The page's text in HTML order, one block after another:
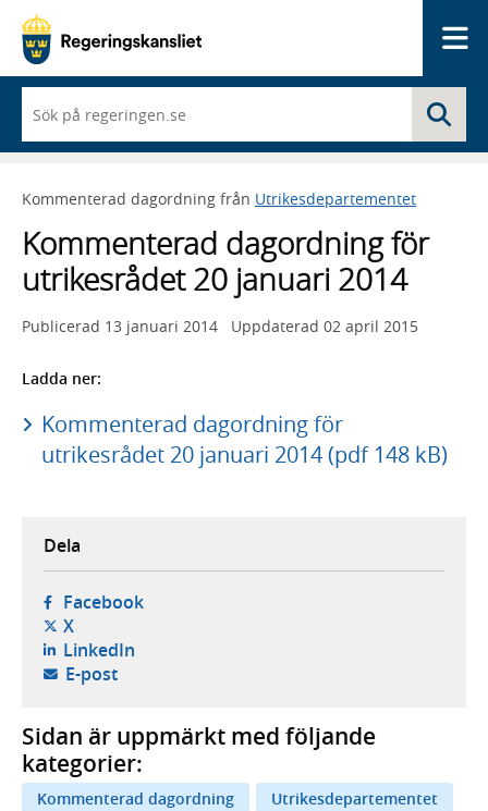
du
börjar
skriva
framträder
lista
med
sökförslag
Kommenterad dagordning från Utrikesdepartementet
Kommenterad dagordning för
utrikesrådet 20 januari 2014
Publicerad 13 januari 2014 Uppdaterad 02 april 2015
Ladda ner:
Kommenterad dagordning för
utrikesrådet 20 januari 2014 (pdf 148 kB)
Dela
Facebook- öppnas i ny flik, extern webbplats,
X- öppnas i ny flik, extern webbplats,
LinkedIn- öppnas i ny flik, extern webbplats,
E-post- öppnar din e-postklient,
Sidan är uppmärkt med följande
kategorier:
Kommenterad dagordning
Utrikesdepartementet